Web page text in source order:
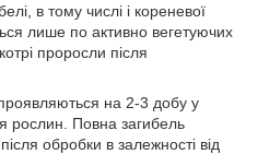
в тому числі і кореневої
лише по активно вегетуючих
проросли після
проявляються на 2-3 добу у
рослин. Повна загибель
обробки в залежності від